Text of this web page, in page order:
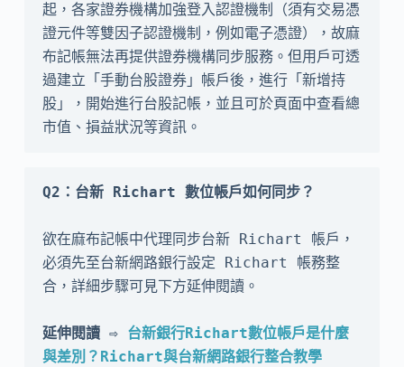
起，各家證券機構加強登入認證機制（須有交易憑
證元件等雙因子認證機制，例如電子憑證），故麻
布記帳無法再提供證券機構同步服務。但用戶可透
過建立「手動台股證券」帳戶後，進行「新增持
股」，開始進行台股記帳，並且可於頁面中查看總
市值、損益狀況等資訊。
Q2：台新 Richart 數位帳戶如何同步？
欲在麻布記帳中代理同步台新 Richart 帳戶，
必須先至台新網路銀行設定 Richart 帳務整
合，詳細步驟可見下方延伸閱讀。
延伸閱讀 ⇨ 台新銀行Richart數位帳戶是什麼
與差別？Richart與台新網路銀行整合教學